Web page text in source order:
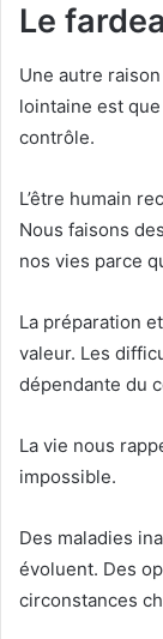
Le
Une autre
lointaine est
contrôle.
L’être humain
Nous faisons
nos vies parce
La préparation
valeur. Les
dépendante du
La vie nous
impossible.
Des maladies
évoluent. Des
circonstances